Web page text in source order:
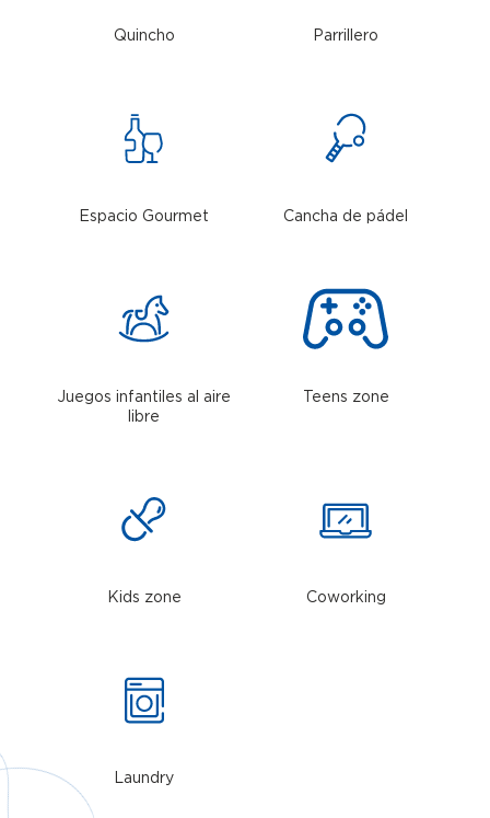
Quincho Parrillero
Espacio Gourmet Cancha de pádel
Juegos infantiles al aire
libre
Teens zone
Kids zone Coworking
Laundry